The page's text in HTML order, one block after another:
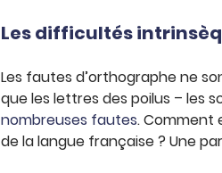
Les difficultés
Les fautes d’orthographe ne
que les lettres des poilus – les
nombreuses fautes. Comment
de la langue française ? Une